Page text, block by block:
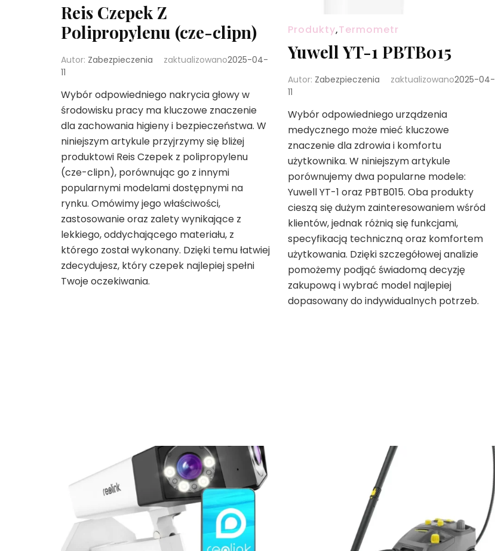
Reis Czepek Z
Polipropylenu (cze-clipn)
Autor: Zabezpieczenia zaktualizowano2025-04-
11
Wybór odpowiedniego nakrycia głowy w
środowisku pracy ma kluczowe znaczenie
dla zachowania higieny i bezpieczeństwa. W
niniejszym artykule przyjrzymy się bliżej
produktowi Reis Czepek z polipropylenu
(cze-clipn), porównując go z innymi
popularnymi modelami dostępnymi na
rynku. Omówimy jego właściwości,
zastosowanie oraz zalety wynikające z
lekkiego, oddychającego materiału, z
którego został wykonany. Dzięki temu łatwiej
zdecydujesz, który czepek najlepiej spełni
Twoje oczekiwania.
Produkty,Termometr
Yuwell YT-1 PBTB015
Autor: Zabezpieczenia zaktualizowano2025-04-
11
Wybór odpowiedniego urządzenia
medycznego może mieć kluczowe
znaczenie dla zdrowia i komfortu
użytkownika. W niniejszym artykule
porównujemy dwa popularne modele:
Yuwell YT-1 oraz PBTB015. Oba produkty
cieszą się dużym zainteresowaniem wśród
klientów, jednak różnią się funkcjami,
specyfikacją techniczną oraz komfortem
użytkowania. Dzięki szczegółowej analizie
pomożemy podjąć świadomą decyzję
zakupową i wybrać model najlepiej
dopasowany do indywidualnych potrzeb.